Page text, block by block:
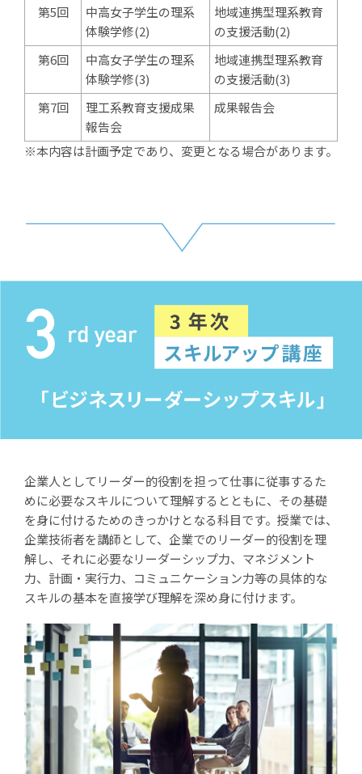
第5回
中高女子学生の理系
体験学修(2)
地域連携型理系教育
の支援活動(2)
第6回
中高女子学生の理系
体験学修(3)
地域連携型理系教育
の支援活動(3)
第7回
理工系教育支援成果
報告会
成果報告会
※本内容は計画予定であり、変更となる場合があります。
企業人としてリーダー的役割を担って仕事に従事するた
めに必要なスキルについて理解するとともに、その基礎
を身に付けるためのきっかけとなる科目です。授業では、
企業技術者を講師として、企業でのリーダー的役割を理
解し、それに必要なリーダーシップ力、マネジメント
力、計画・実行力、コミュニケーション力等の具体的な
スキルの基本を直接学び理解を深め身に付けます。